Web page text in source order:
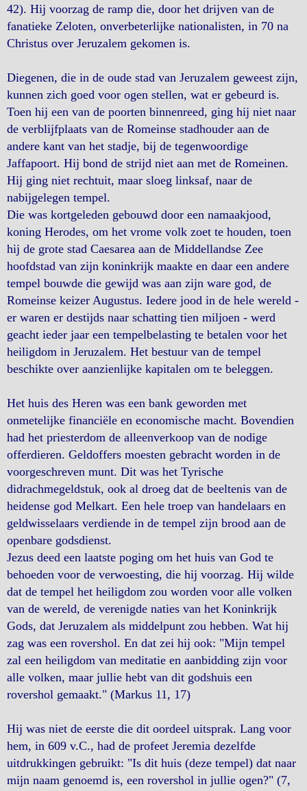
42). Hij voorzag de ramp die, door het drijven van de
fanatieke Zeloten, onverbeterlijke nationalisten, in 70 na
Christus over Jeruzalem gekomen is.
Diegenen, die in de oude stad van Jeruzalem geweest zijn,
kunnen zich goed voor ogen stellen, wat er gebeurd is.
Toen hij een van de poorten binnenreed, ging hij niet naar
de verblijfplaats van de Romeinse stadhouder aan de
andere kant van het stadje, bij de tegenwoordige
Jaffapoort. Hij bond de strijd niet aan met de Romeinen.
Hij ging niet rechtuit, maar sloeg linksaf, naar de
nabijgelegen tempel.
Die was kortgeleden gebouwd door een namaakjood,
koning Herodes, om het vrome volk zoet te houden, toen
hij de grote stad Caesarea aan de Middellandse Zee
hoofdstad van zijn koninkrijk maakte en daar een andere
tempel bouwde die gewijd was aan zijn ware god, de
Romeinse keizer Augustus. Iedere jood in de hele wereld -
er waren er destijds naar schatting tien miljoen - werd
geacht ieder jaar een tempelbelasting te betalen voor het
heiligdom in Jeruzalem. Het bestuur van de tempel
beschikte over aanzienlijke kapitalen om te beleggen.
Het huis des Heren was een bank geworden met
onmetelijke financiële en economische macht. Bovendien
had het priesterdom de alleenverkoop van de nodige
offerdieren. Geldoffers moesten gebracht worden in de
voorgeschreven munt. Dit was het Tyrische
didrachmegeldstuk, ook al droeg dat de beeltenis van de
heidense god Melkart. Een hele troep van handelaars en
geldwisselaars verdiende in de tempel zijn brood aan de
openbare godsdienst.
Jezus deed een laatste poging om het huis van God te
behoeden voor de verwoesting, die hij voorzag. Hij wilde
dat de tempel het heiligdom zou worden voor alle volken
van de wereld, de verenigde naties van het Koninkrijk
Gods, dat Jeruzalem als middelpunt zou hebben. Wat hij
zag was een rovershol. En dat zei hij ook: "Mijn tempel
zal een heiligdom van meditatie en aanbidding zijn voor
alle volken, maar jullie hebt van dit godshuis een
rovershol gemaakt." (Markus 11, 17)
Hij was niet de eerste die dit oordeel uitsprak. Lang voor
hem, in 609 v.C., had de profeet Jeremia dezelfde
uitdrukkingen gebruikt: "Is dit huis (deze tempel) dat naar
mijn naam genoemd is, een rovershol in jullie ogen?" (7,